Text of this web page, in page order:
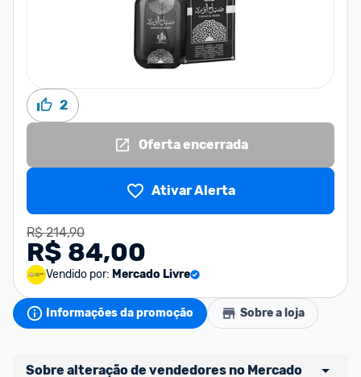
2
Oferta encerrada
Ativar Alerta
R$ 214,90
R$ 84,00
Vendido por: Mercado Livre
Informações da promoção Sobre a loja
Sobre alteração de vendedores no Mercado